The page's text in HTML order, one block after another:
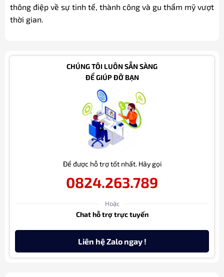
thông điệp về sự tinh tế, thành công và gu thẩm mỹ vượt
thời gian.
CHÚNG TÔI LUÔN SẴN SÀNG
ĐỂ GIÚP ĐỠ BẠN
Để được hỗ trợ tốt nhất. Hãy gọi
0824.263.789
Hoặc
Chat hỗ trợ trực tuyến
Liên hệ Zalo ngay !